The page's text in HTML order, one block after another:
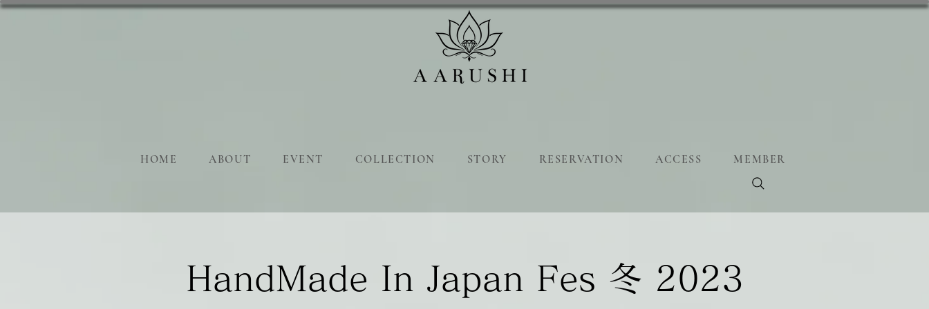
HandMade In Japan Fes 冬 2023
HOME ABOUT EVENT COLLECTION STORY RESERVATION ACCESS MEMBER